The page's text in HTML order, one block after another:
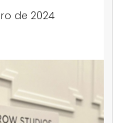
de 2024